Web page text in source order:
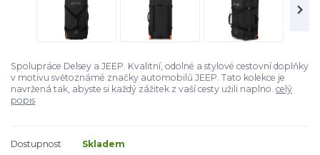
Spolupráce Delsey a JEEP. Kvalitní, odolné a stylové cestovní doplňky
v motivu světoznámé značky automobilů JEEP. Tato kolekce je
navržená tak, abyste si každý zážitek z vaší cesty užili naplno. celý
popis
Dostupnost Skladem